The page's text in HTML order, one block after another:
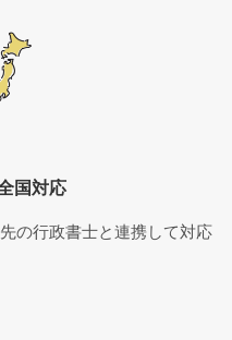
国対応
の行政書士と連携して対応